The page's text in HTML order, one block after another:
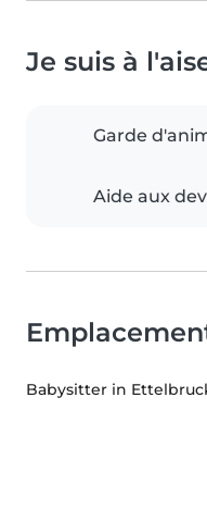
Je suis à
Garde
Aide aux
Babysitter in